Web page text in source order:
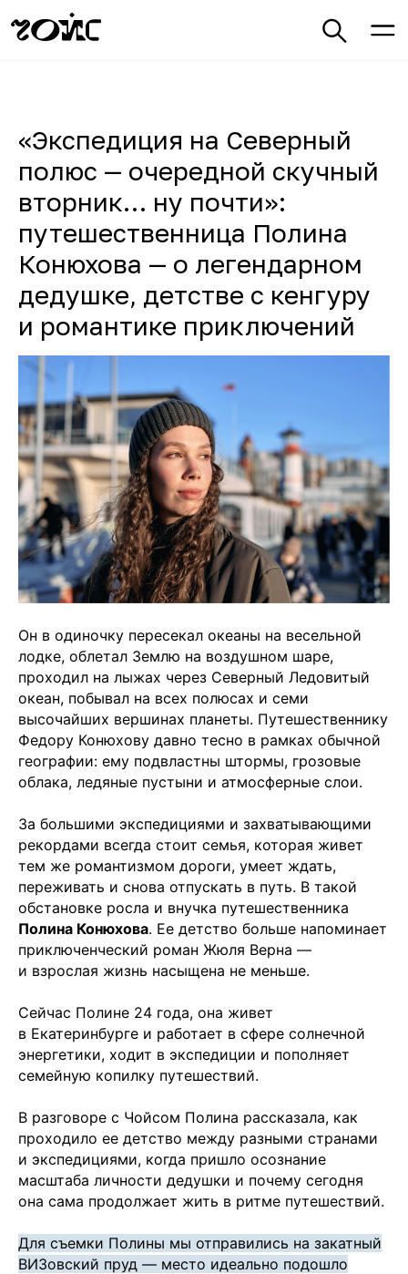
«Экспедиция на Северный
полюс — очередной скучный
вторник… ну почти»:
путешественница Полина
Конюхова — о легендарном
дедушке, детстве с кенгуру
и романтике приключений
Он в одиночку пересекал океаны на весельной
лодке, облетал Землю на воздушном шаре,
проходил на лыжах через Северный Ледовитый
океан, побывал на всех полюсах и семи
высочайших вершинах планеты. Путешественнику
Федору Конюхову давно тесно в рамках обычной
географии: ему подвластны штормы, грозовые
облака, ледяные пустыни и атмосферные слои.
За большими экспедициями и захватывающими
рекордами всегда стоит семья, которая живет
тем же романтизмом дороги, умеет ждать,
переживать и снова отпускать в путь. В такой
обстановке росла и внучка путешественника
Полина Конюхова. Ее детство больше напоминает
приключенческий роман Жюля Верна —
и взрослая жизнь насыщена не меньше.
Сейчас Полине 24 года, она живет
в Екатеринбурге и работает в сфере солнечной
энергетики, ходит в экспедиции и пополняет
семейную копилку путешествий.
В разговоре с Чойсом Полина рассказала, как
проходило ее детство между разными странами
и экспедициями, когда пришло осознание
масштаба личности дедушки и почему сегодня
она сама продолжает жить в ритме путешествий.
Для съемки Полины мы отправились на закатный
ВИЗовский пруд — место идеально подошло